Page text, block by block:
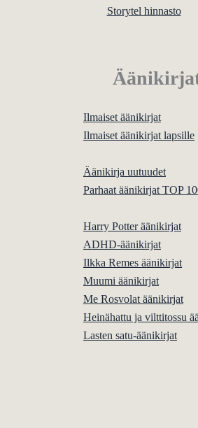
Storytel hinnasto
Ilmaiset äänikirjat
Ilmaiset äänikirjat lapsille
Äänikirja uutuudet
Parhaat äänikirjat TOP
Harry Potter äänikirjat
ADHD-äänikirjat
Ilkka Remes äänikirjat
Muumi äänikirjat
Me Rosvolat äänikirjat
Heinähattu ja vilttitossu
Lasten satu-äänikirjat